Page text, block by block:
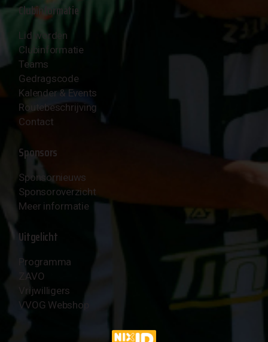
Clubinformatie
Lid worden
Clubinformatie
Teams
Gedragscode
Kalender & Events
Routebeschrijving
Contact
Sponsors
Sponsornieuws
Sponsoroverzicht
Meer informatie
Uitgelicht
Programma
ZAVO
Vrijwilligers
VVOG Webshop